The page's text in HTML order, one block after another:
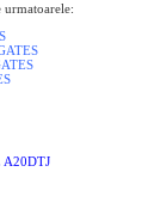
urmatoarele:
A20DTJ